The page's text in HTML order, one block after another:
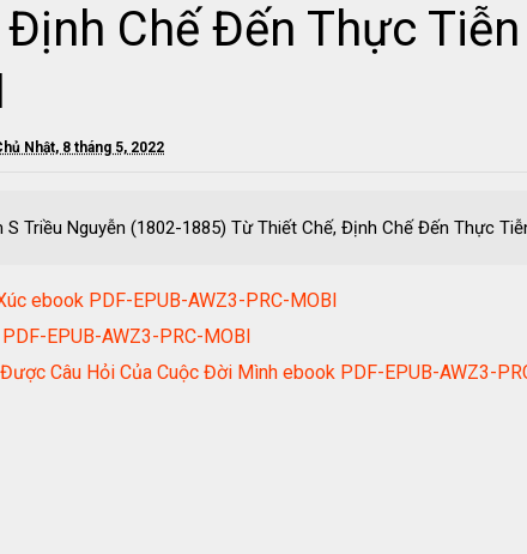
Chế Đến Thực
Nhật, 8 tháng 5, 2022
S Triều Nguyễn (1802-1885) Từ Thiết Chế, Định Chế Đến Thực
ebook PDF-EPUB-AWZ3-PRC-MOBI
EPUB-AWZ3-PRC-MOBI
Câu Hỏi Của Cuộc Đời Mình ebook PDF-EPUB-AWZ3-